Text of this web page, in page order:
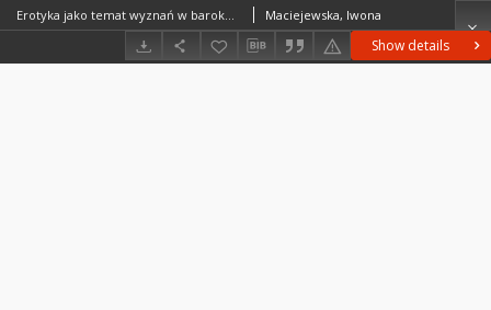
Show details
Erotyka jako temat wyznań w barokowym liście miłosnym. Próby przełamywania tabu Maciejewska, Iwona